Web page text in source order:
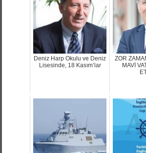
Deniz Harp Okulu ve Deniz
Lisesinde, 18 Kasım’lar
ZOR
MAVİ